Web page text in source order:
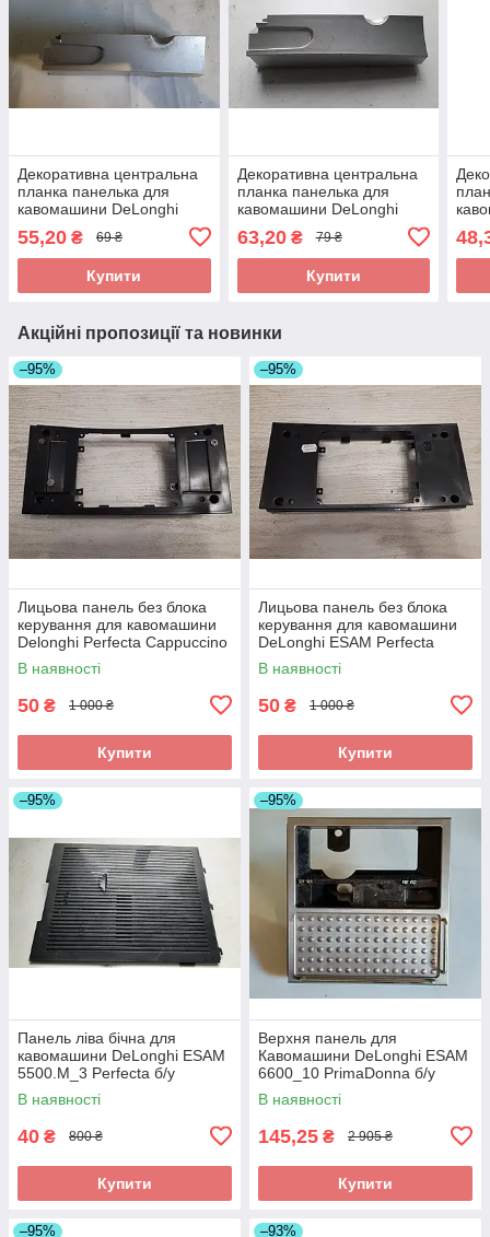
Декоративна центральна
планка панелька для
кавомашини DeLonghi
EAM 4200_6 Magnifica б/у
55,20 ₴ 69 ₴
Купити
Декоративна центральна
планка панелька для
кавомашини DeLonghi
EAM 4200_7 Magnifica б/у
63,20₴ 79 ₴
Купити
у
Акційні пропозиції та новинки
–95%
Лицьова панель без блока
керування для кавомашини
Delonghi Perfecta Cappuccino
ESAM 5556.B б/у_дефект
В наявності
50 ₴ 1 000 ₴
Купити
–95%
Лицьова панель без блока
керування для кавомашини
DeLonghi ESAM Perfecta
5500.Т_3 б/у _дефект
В наявності
50 ₴ 1 000 ₴
Купити
–95%
Панель ліва бічна для
кавомашини DeLonghi ESAM
5500.M_3 Perfecta б/у
_дефект
В наявності
40 ₴ 800 ₴
Купити
–95%
Верхня панель для
Кавомашини DeLonghi ESAM
6600_10 PrimaDonna б/у
_дефект
В наявності
145,25 ₴ 2 905 ₴
Купити
–95% –93%